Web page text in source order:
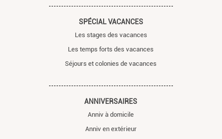
SPÉCIAL VACANCES
Les stages des vacances
Les temps forts des vacances
Séjours et colonies de vacances
ANNIVERSAIRES
Anniv à domicile
Anniv en extérieur